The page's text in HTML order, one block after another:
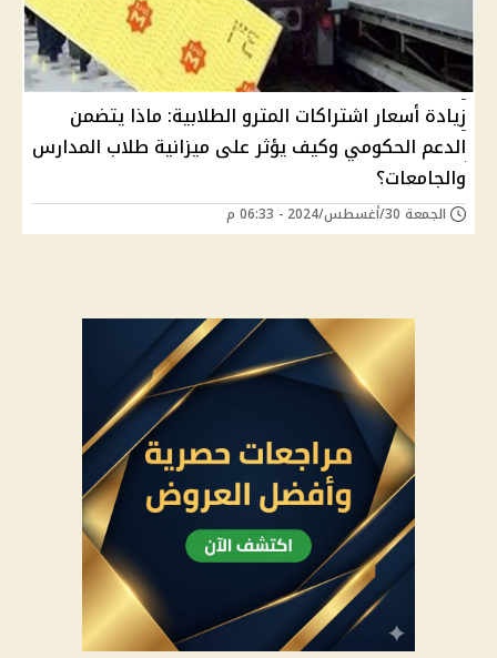
زيادة أسعار اشتراكات المترو الطلابية: ماذا يتضمن
الدعم الحكومي وكيف يؤثر على ميزانية طلاب المدارس
والجامعات؟
الجمعة 30/أغسطس/2024 - 06:33 م